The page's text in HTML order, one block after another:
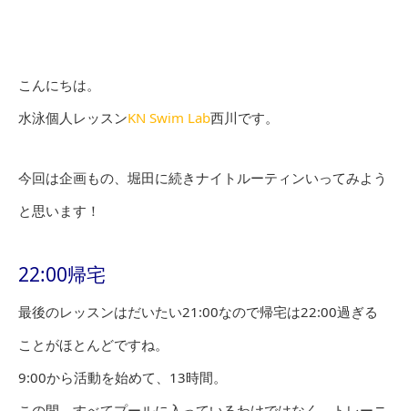
こんにちは。
水泳個人レッスンKN Swim Lab西川です。
今回は企画もの、堀田に続きナイトルーティンいってみよう
と思います！
22:00帰宅
最後のレッスンはだいたい21:00なので帰宅は22:00過ぎる
ことがほとんどですね。
9:00から活動を始めて、13時間。